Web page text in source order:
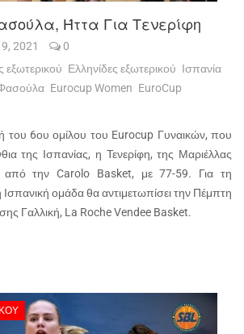
Ήττα Για Τενερίφη
2021
0
εξωτερικού Ελληνίδες εξωτερικού Ισπανία
Eurocup Women EuroCup
του 6ου ομίλου του Eurocup Γυναικών, που
της Ισπανίας, η Τενερίφη, της Μαριέλλας
από την Carolo Basket, με 77-59. Για τη
Ισπανική ομάδα θα αντιμετωπίσει την Πέμπτη
Γαλλική, La Roche Vendee Basket.